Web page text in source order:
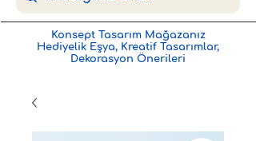
Konsept Tasarım Mağazanız
Hediyelik Eşya, Kreatif Tasarımlar,
Dekorasyon Önerileri